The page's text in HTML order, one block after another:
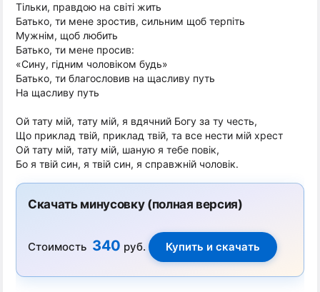
Тільки, правдою на світі жить
Батько, ти мене зростив, сильним щоб терпіть
Мужнім, щоб любить
Батько, ти мене просив:
«Сину, гідним чоловіком будь»
Батько, ти благословив на щасливу путь
На щасливу путь
Ой тату мій, тату мій, я вдячний Богу за ту честь,
Що приклад твій, приклад твій, та все нести мій хрест
Ой тату мій, тату мій, шаную я тебе повік,
Бо я твій син, я твій син, я справжній чоловік.
Скачать минусовку (полная версия)
Стоимость 340 руб.